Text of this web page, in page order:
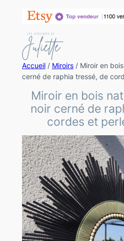
Accueil/ Miroirs/ Miroir en
cerné de raphia tressé, de
Miroir en bois
noir cerné de
cordes et